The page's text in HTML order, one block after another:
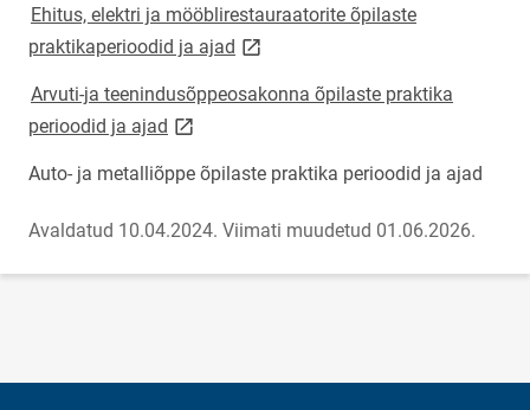
Ehitus, elektri ja mööblirestauraatorite õpilaste
praktikaperioodid ja ajad link opens on new page
Arvuti-ja teenindusõppeosakonna õpilaste praktika
perioodid ja ajad link opens on new page
Auto- ja metalliõppe õpilaste praktika perioodid ja ajad
Avaldatud 10.04.2024. Viimati muudetud 01.06.2026.